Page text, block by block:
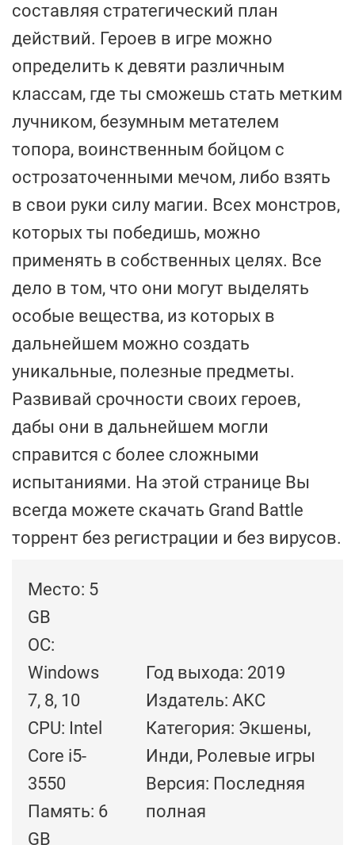
составляя стратегический план
действий. Героев в игре можно
определить к девяти различным
классам, где ты сможешь стать метким
лучником, безумным метателем
топора, воинственным бойцом с
острозаточенными мечом, либо взять
в свои руки силу магии. Всех монстров,
которых ты победишь, можно
применять в собственных целях. Все
дело в том, что они могут выделять
особые вещества, из которых в
дальнейшем можно создать
уникальные, полезные предметы.
Развивай срочности своих героев,
дабы они в дальнейшем могли
справится с более сложными
испытаниями. На этой странице Вы
всегда можете скачать Grand Battle
торрент без регистрации и без вирусов.
Место: 5
GB
ОС:
Windows
7, 8, 10
CPU: Intel
Core i5-
3550
Память: 6
GB
Год выхода: 2019
Издатель: AKC
Категория: Экшены,
Инди, Ролевые игры
Версия: Последняя
полная